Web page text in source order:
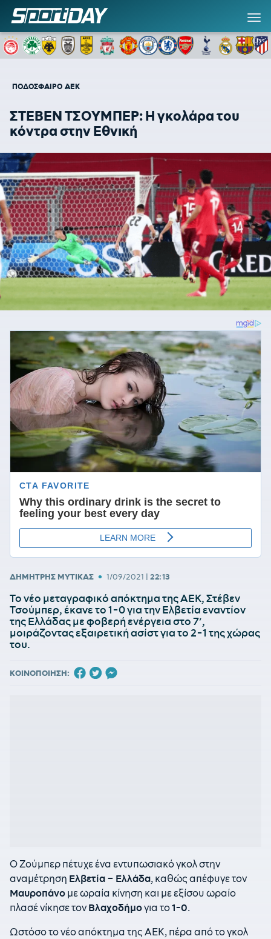
ΠΟΔΟΣΦΑΙΡΟ ΑΕΚ
ΣΤΕΒΕΝ ΤΣΟΥΜΠΕΡ: Η γκολάρα του
κόντρα στην Εθνική
ΔΗΜΗΤΡΗΣ ΜΥΤΙΚΑΣ • 1/09/2021 | 22:13
Το νέο μεταγραφικό απόκτημα της ΑΕΚ, Στέβεν
Τσούμπερ, έκανε το 1-0 για την Ελβετία εναντίον
της Ελλάδας με φοβερή ενέργεια στο 7′,
μοιράζοντας εξαιρετική ασίστ για το 2-1 της χώρας
του.
ΚΟΙΝΟΠΟΙΗΣΗ:
Ο Ζούμπερ πέτυχε ένα εντυπωσιακό γκολ στην
αναμέτρηση Ελβετία – Ελλάδα, καθώς απέφυγε τον
Μαυροπάνο με ωραία κίνηση και με εξίσου ωραίο
πλασέ νίκησε τονΒλαχοδήμογια το1-0.
Ωστόσο το νέο απόκτημα της ΑΕΚ, πέρα από το γκολ